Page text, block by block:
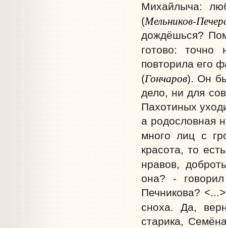
Михайлыча:
(Мельников-
дождёшься?
готово: точно
повторила его
(Гончаров). Он
дело, ни для
Пахотиных
а родословная
много лиц с
красота, то
нравов,
она? -
Печникова?
сноха. Да,
старика,